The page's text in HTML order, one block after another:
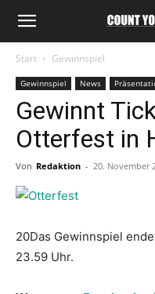
Start Gewinnspiel
Gewinnspiel News
Gewinnt
Otterfest in
Von Redaktion - 20. November
20Das Gewinnspiel
23.59 Uhr.